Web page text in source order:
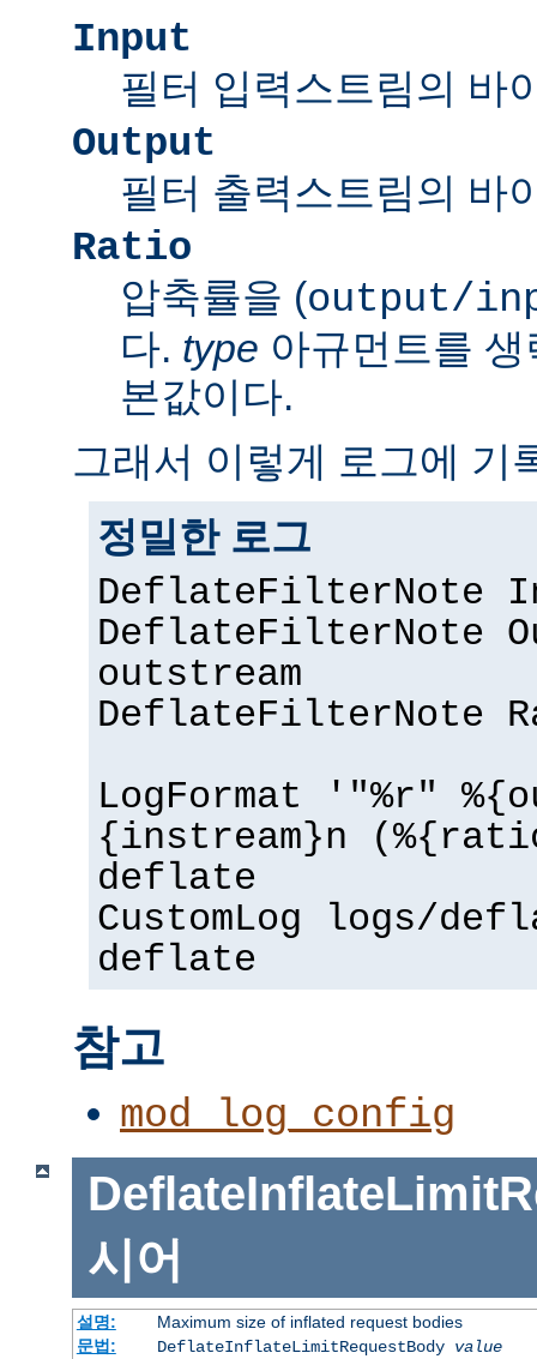
Input
필터 입력스트림의 바
Output
필터 출력스트림의 바
Ratio
압축률을 (output/
다. type 아규먼트를
본값이다.
그래서 이렇게 로그에 기
정밀한 로그
DeflateFilterNote
DeflateFilterNote
outstream
DeflateFilterNote
LogFormat '"%r"
{instream}n
deflate
CustomLog logs/
deflate
참고
mod_log_config
시어
설명:
Maximum size of inflated request bodies
문법:
DeflateInflateLimitRequestBody value